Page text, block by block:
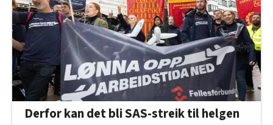
Derfor kan det bli SAS-streik til helgen